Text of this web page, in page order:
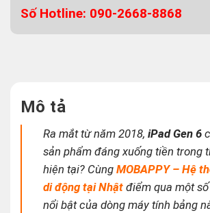
Số Hotline: 090-2668-8868
Mô tả
Ra mắt từ năm 2018,iPad Gen 6
sản phẩm đáng xuống tiền trong
hiện tại? CùngMOBAPPY – Hệ
di động tại Nhậtđiểm qua một
nổi bật của dòng máy tính bảng